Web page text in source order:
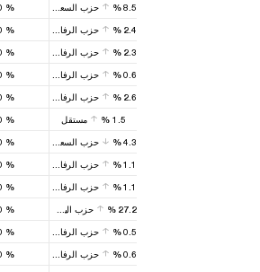
% %8.5 حزب السعادة
% %2.4 حزب الرفاه من جديد
% %2.3 حزب الرفاه من جديد
% %0.6 حزب الرفاه من جديد
% %2.6 حزب الرفاه من جديد
% % 1.5 مستقل
% %4.3 حزب السعادة
% %1.1 حزب الرفاه من جديد
% %1.1 حزب الرفاه من جديد
% %27.2 حزب اليسار الديمقراطي
% %0.5 حزب الرفاه من جديد
% %0.6 حزب الرفاه من جديد